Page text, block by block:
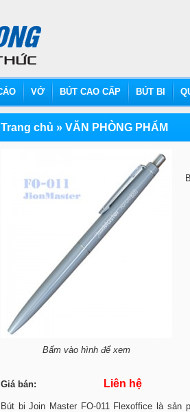
Bấm vào hình để xem
Giá bán: Liên hệ
Bút bi Join Master FO-011 Flexoffice là sản
Trang chủ » VĂN PHÒNG PHẨM
VỞ BÚT CAO CẤP BÚT BI